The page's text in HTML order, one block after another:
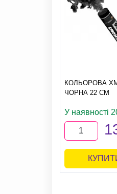
КОЛЬОРОВА
ЧОРНА 22 СМ
У наявності